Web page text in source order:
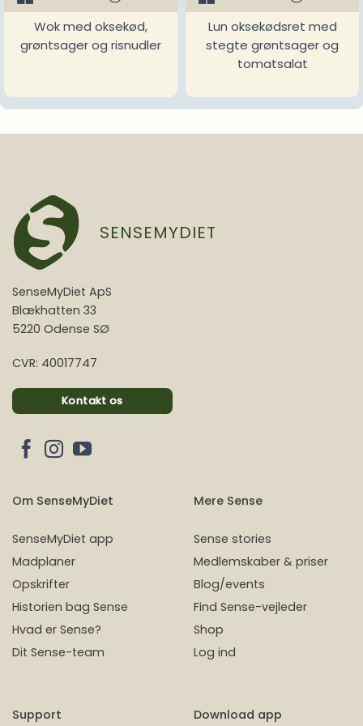
Wok med oksekød,
grøntsager og risnudler
Lun oksekødsret med
stegte grøntsager og
tomatsalat
SENSEMYDIET
SenseMyDiet ApS
Blækhatten 33
5220 Odense SØ
CVR: 40017747
Kontakt os
Om SenseMyDiet
SenseMyDiet app
Madplaner
Opskrifter
Historien bag Sense
Hvad er Sense?
Dit Sense-team
Mere Sense
Sense stories
Medlemskaber & priser
Blog/events
Find Sense-vejleder
Shop
Log ind
Support Download app